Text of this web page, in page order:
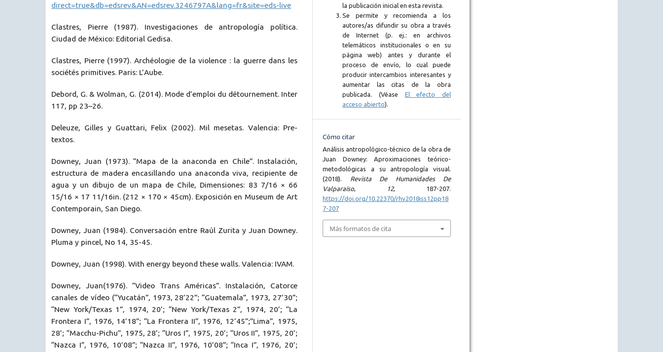
direct=true&db=edsrev&AN=edsrev.3246797A&lang=fr&site=eds-live
Clastres, Pierre (1987). Investigaciones de antropología política.
Ciudad de México: Editorial Gedisa.
Clastres, Pierre (1997). Archéologie de la violence : la guerre dans les
sociétés primitives. Paris: L’Aube.
Debord, G. & Wolman, G. (2014). Mode d’emploi du détournement. Inter
117, pp 23–26.
Deleuze, Gilles y Guattari, Felix (2002). Mil mesetas. Valencia: Pre-
textos.
Downey, Juan (1973). “Mapa de la anaconda en Chile”. Instalación,
estructura de madera encasillando una anaconda viva, recipiente de
agua y un dibujo de un mapa de Chile, Dimensiones: 83 7/16 × 66
15/16 × 17 11/16in. (212 × 170 × 45cm). Exposición en Museum de Art
Contemporain, San Diego.
Downey, Juan (1984). Conversación entre Raúl Zurita y Juan Downey.
Pluma y pincel, No 14, 35-45.
Downey, Juan (1998). With energy beyond these walls. Valencia: IVAM.
Downey, Juan(1976). “Video Trans Américas”. Instalación, Catorce
canales de vídeo (“Yucatán”, 1973, 28’22”; “Guatemala”, 1973, 27’30”;
“New York/Texas 1”, 1974, 20’; “New York/Texas 2”, 1974, 20’; “La
Frontera I”, 1976, 14’18”; “La Frontera II”, 1976, 12’45”;”Lima”, 1975,
28’; “Macchu-Pichu”, 1975, 28’; “Uros I”, 1975, 20’; “Uros II”, 1975, 20’;
“Nazca I”, 1976, 10’08”; “Nazca II”, 1976, 10’08”; “Inca I”, 1976, 20’;
la publicación inicial en esta revista.
Se permite y recomienda a los
autores/as difundir su obra a través
de Internet (p. ej.: en archivos
telemáticos institucionales o en su
página web) antes y durante el
proceso de envío, lo cual puede
producir intercambios interesantes y
aumentar las citas de la obra
publicada. (Véase El efecto del
acceso abierto).
Cómo citar
Análisis antropológico-técnico de la obra de
Juan Downey: Aproximaciones teórico-
metodológicas a su antropología visual.
(2018).
Revista De Humanidades De
Valparaíso, 12, 187-207.
https://doi.org/10.22370/rhv2018iss12pp18
7-207
Más formatos de cita